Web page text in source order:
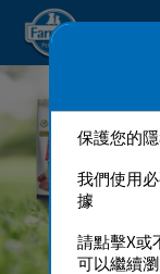
保護您的
我們使用
據
請點擊X或
可以繼續